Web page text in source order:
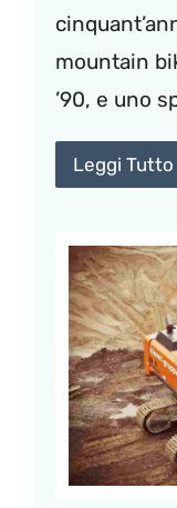
mountain
’90, e uno
Leggi Tutto